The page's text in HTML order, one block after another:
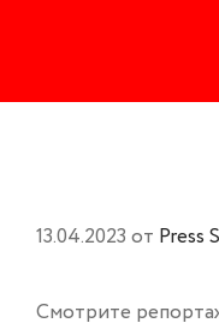
13.04.2023 от Press
Смотрите